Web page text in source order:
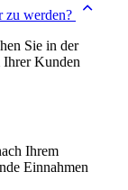
zu werden?
Sie in der
Ihrer Kunden
Ihrem
Einnahmen